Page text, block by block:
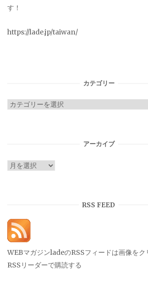
す！
https://lade.jp/taiwan/
カテゴリー
カ
アーカイブ
ア
RSS FEED
WEBマガジンladeのRSSフィードは画像をク
RSSリーダーで購読する